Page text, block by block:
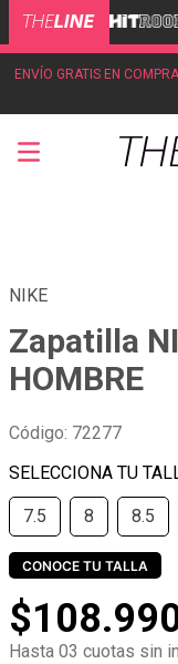
ENVÍO GRATIS EN
NIKE
Zapatilla
HOMBRE
Código: 72277
7.5 8 8.5
CONOCE TU TALLA
$108.
Hasta 03 cuotas sin